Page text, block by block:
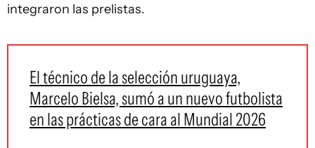
integraron las prelistas.
El técnico de la selección uruguaya,
Marcelo Bielsa, sumó a un nuevo futbolista
en las prácticas de cara al Mundial 2026